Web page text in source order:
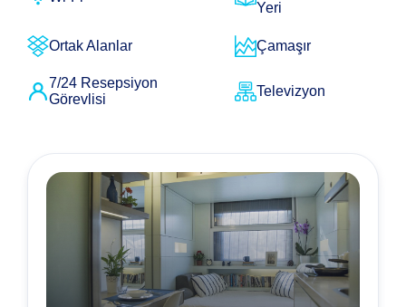
Yeri
Ortak Alanlar Çamaşır
7/24 Resepsiyon
Görevlisi
Televizyon